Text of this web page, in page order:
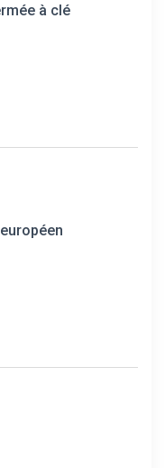
à clé